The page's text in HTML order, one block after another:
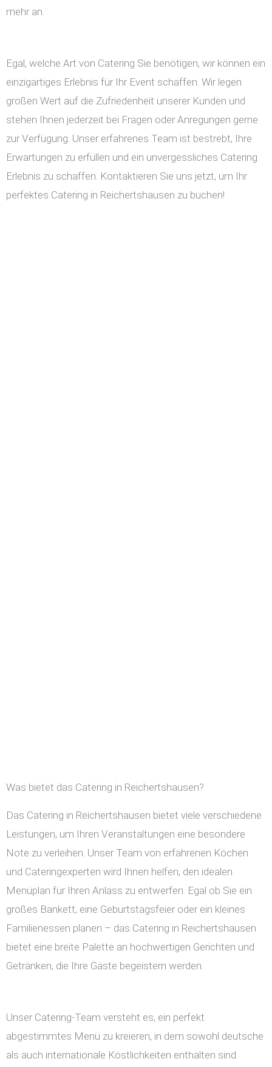
mehr an.
Egal, welche Art von Catering Sie benötigen, wir können ein
einzigartiges Erlebnis für Ihr Event schaffen. Wir legen
großen Wert auf die Zufriedenheit unserer Kunden und
stehen Ihnen jederzeit bei Fragen oder Anregungen gerne
zur Verfügung. Unser erfahrenes Team ist bestrebt, Ihre
Erwartungen zu erfüllen und ein unvergessliches Catering
Erlebnis zu schaffen. Kontaktieren Sie uns jetzt, um Ihr
perfektes Catering in Reichertshausen zu buchen!
Was bietet das Catering in Reichertshausen?
Das Catering in Reichertshausen bietet viele verschiedene
Leistungen, um Ihren Veranstaltungen eine besondere
Note zu verleihen. Unser Team von erfahrenen Köchen
und Cateringexperten wird Ihnen helfen, den idealen
Menüplan für Ihren Anlass zu entwerfen. Egal ob Sie ein
großes Bankett, eine Geburtstagsfeier oder ein kleines
Familienessen planen – das Catering in Reichertshausen
bietet eine breite Palette an hochwertigen Gerichten und
Getränken, die Ihre Gäste begeistern werden.
Unser Catering-Team versteht es, ein perfekt
abgestimmtes Menü zu kreieren, in dem sowohl deutsche
als auch internationale Köstlichkeiten enthalten sind.